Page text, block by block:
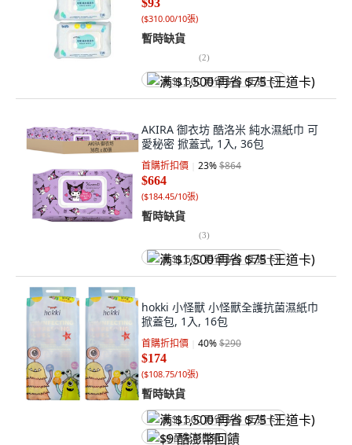
$93
($310.00/10張)
暫時缺貨
(2)
满 $1,500 再省 $75 (王道卡)
AKIRA 御衣坊 酷洛米 純水濕紙巾 可
愛秘密 掀蓋式, 1入, 36包
首購折扣價 23%$864
$664
($184.45/10張)
暫時缺貨
(3)
满 $1,500 再省 $75 (王道卡)
hokki 小怪獸 小怪獸全護抗菌濕紙巾
掀蓋包, 1入, 16包
首購折扣價 40%$290
$174
($108.75/10張)
暫時缺貨
满 $1,500 再省 $75 (王道卡)
$9 酷澎幣回饋